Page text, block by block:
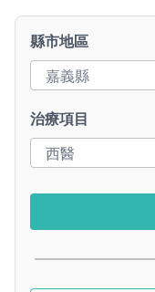
縣市地區
治療項目